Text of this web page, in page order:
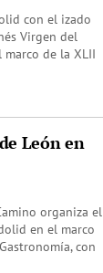
con el izado
Virgen del
de la XLII
León en
organiza el
en el marco
con